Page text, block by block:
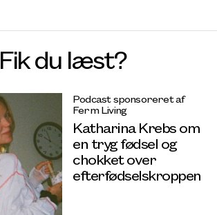
Fik du læst?
Podcast sponsoreret af
Ferm Living
Katharina Krebs om
en tryg fødsel og
chokket over
efterfødselskroppen